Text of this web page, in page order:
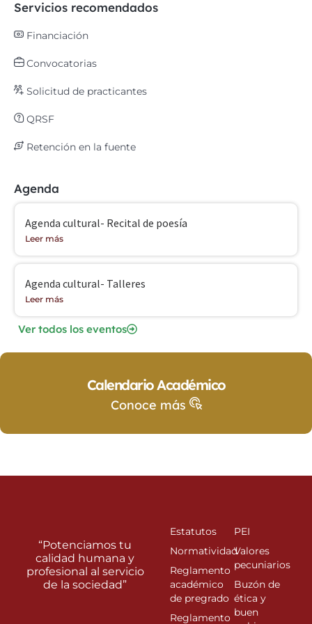
Servicios recomendados
Financiación
Convocatorias
Solicitud de practicantes
QRSF
Retención en la fuente
Agenda
Agenda cultural- Recital de poesía
Leer más
Agenda cultural- Talleres
Leer más
Ver todos los eventos
Calendario Académico
Conoce más
“Potenciamos tu
calidad humana y
profesional al servicio
de la sociedad”
Estatutos
Normatividad
Reglamento
académico
de pregrado
Reglamento
PEI
Valores
pecuniarios
Buzón de
ética y
buen